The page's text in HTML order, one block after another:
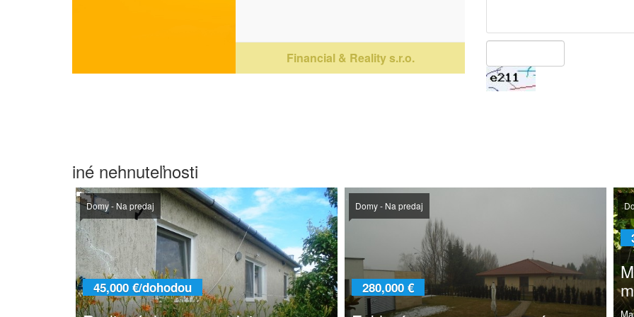
Financial & Reality s.r.o.
iné nehnuteľnosti
Domy - Na predaj
45,000 €/dohodou
Domy - Na predaj
280,000 €